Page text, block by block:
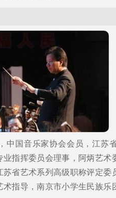
中国音乐家协会会员，江苏
指挥委员会理事，阿炳艺术
省艺术系列高级职称评定委
指导，南京市小学生民族乐